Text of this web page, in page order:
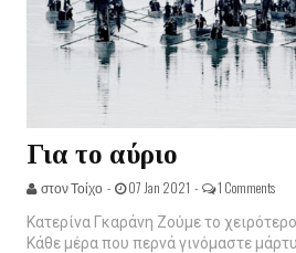
Για το αύριο
στον Τοίχο - 07 Jan 2021 - 1 Comments
Κατερίνα Γκαράνη Ζούμε το
Κάθε μέρα που περνά γινόμαστε